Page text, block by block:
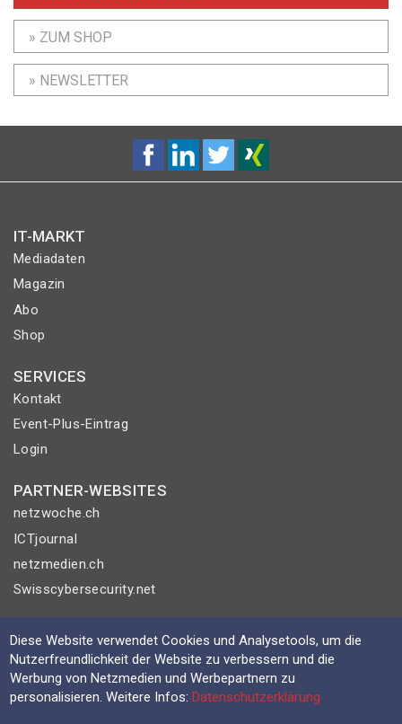
» ZUM SHOP
» NEWSLETTER
IT-MARKT
Mediadaten
Magazin
Abo
Shop
SERVICES
Kontakt
Event-Plus-Eintrag
Login
PARTNER-WEBSITES
netzwoche.ch
ICTjournal
netzmedien.ch
Swisscybersecurity.net
© NETZMEDIEN AG 2026
Impressum
AGB
Nutzungsbestimmungen
Diese Website verwendet Cookies und Analysetools, um die
Nutzerfreundlichkeit der Website zu verbessern und die
Werbung von Netzmedien und Werbepartnern zu
personalisieren. Weitere Infos:Datenschutzerklärung